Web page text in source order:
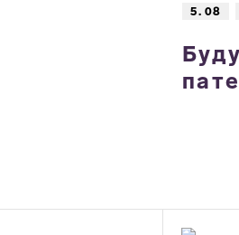
5. 08